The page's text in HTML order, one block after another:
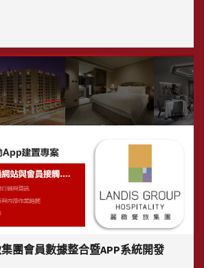
集團會員數據整合暨APP系統開發